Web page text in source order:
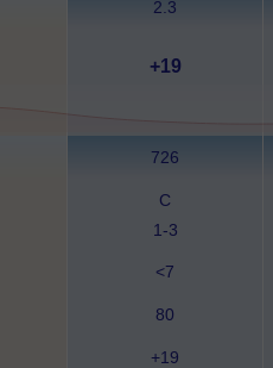
2.3
+19
726
С
1-3
<7
80
+19